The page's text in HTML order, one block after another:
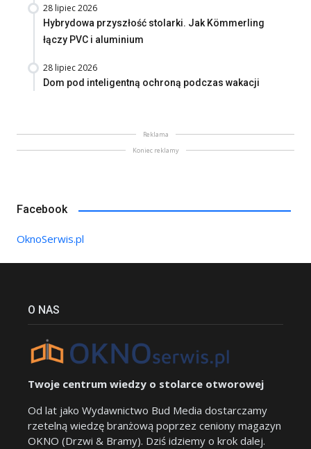
28 lipiec 2026
Hybrydowa przyszłość stolarki. Jak Kömmerling
łączy PVC i aluminium
28 lipiec 2026
Dom pod inteligentną ochroną podczas wakacji
Reklama
Koniec reklamy
Facebook
OknoSerwis.pl
O NAS
Twoje centrum wiedzy o stolarce otworowej
Od lat jako Wydawnictwo Bud Media dostarczamy
rzetelną wiedzę branżową poprzez ceniony magazyn
OKNO (Drzwi & Bramy). Dziś idziemy o krok dalej.